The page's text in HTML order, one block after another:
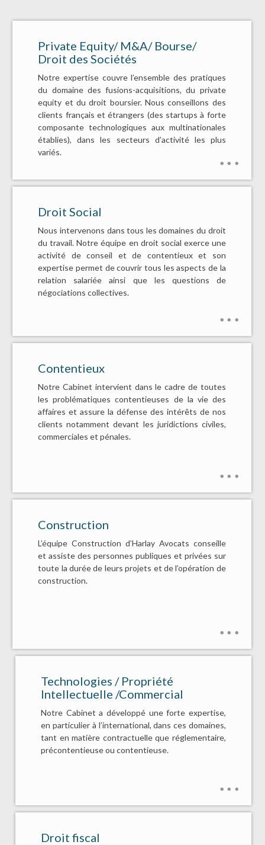
Private Equity/ M&A/ Bourse/
Droit des Sociétés
Notre expertise couvre l’ensemble des pratiques
du domaine des fusions-acquisitions, du private
equity et du droit boursier. Nous conseillons des
clients français et étrangers (des startups à forte
composante technologiques aux multinationales
établies), dans les secteurs d’activité les plus
variés.
Droit Social
Nous intervenons dans tous les domaines du droit
du travail. Notre équipe en droit social exerce une
activité de conseil et de contentieux et son
expertise permet de couvrir tous les aspects de la
relation salariée ainsi que les questions de
négociations collectives.
Contentieux
Notre Cabinet intervient dans le cadre de toutes
les problématiques contentieuses de la vie des
affaires et assure la défense des intérêts de nos
clients notamment devant les juridictions civiles,
commerciales et pénales.
Construction
L’équipe Construction d’Harlay Avocats conseille
et assiste des personnes publiques et privées sur
toute la durée de leurs projets et de l’opération de
construction.
Technologies / Propriété
Intellectuelle /Commercial
Notre Cabinet a développé une forte expertise,
en particulier à l’international, dans ces domaines,
tant en matière contractuelle que réglementaire,
précontentieuse ou contentieuse.
Droit fiscal